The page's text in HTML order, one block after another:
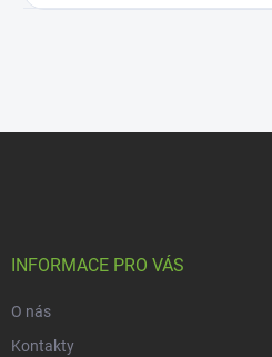
INFORMACE PRO VÁS
O nás
Kontakty